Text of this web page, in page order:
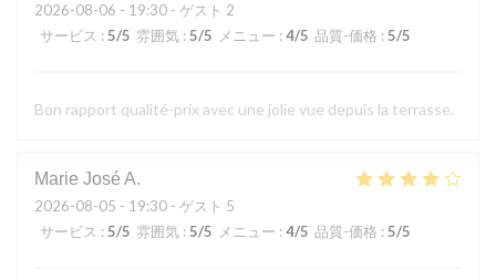
2026-08-06 - 19:30 - ゲスト 2
サービス : 5/5 雰囲気 : 5/5 メニュー : 4/5 品質-価格 : 5/5
Bon rapport qualité-prix avec une jolie vue depuis la terrasse.
Marie José A
2026-08-05 - 19:30 - ゲスト 5
サービス : 5/5 雰囲気 : 5/5 メニュー : 4/5 品質-価格 : 5/5